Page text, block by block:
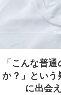
「こんな普
か？」という
に出会